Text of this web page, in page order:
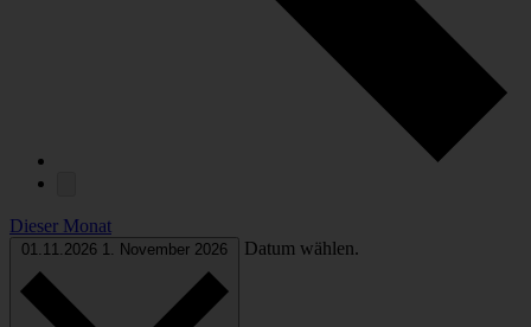
Dieser Monat
01.11.2026 1. November 2026 Datum wählen.